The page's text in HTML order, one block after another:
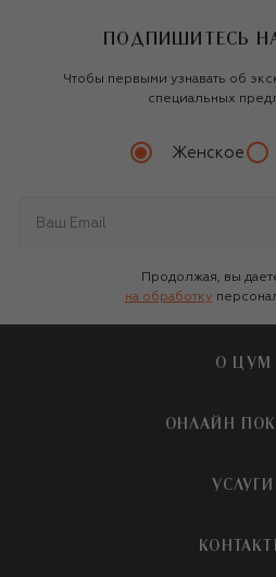
ПОДПИШИТЕСЬ
Чтобы первыми узнавать об
специальных
Женское
Продолжая, вы
на обработку
О ЦУМ
О магазине
Бутики и ПВЗ
ОНЛАЙН
Доставка
УСЛУГИ